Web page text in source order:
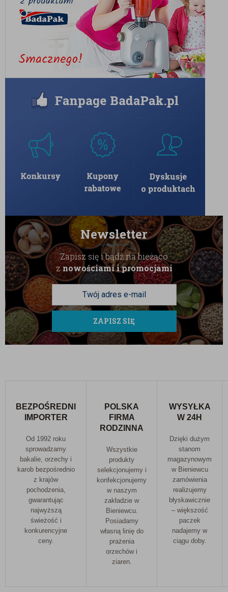
Newsletter
Zapisz się i bądź na bieżąco
znowościami i promocjami
ZAPISZ SIĘ
BEZPOŚREDNI
IMPORTER
Od 1992 roku
sprowadzamy
bakalie, orzechy i
karob bezpośrednio
z krajów
pochodzenia,
gwarantując
najwyższą
świeżość i
konkurencyjne
ceny.
POLSKA
FIRMA
RODZINNA
Wszystkie
produkty
selekcjonujemy i
konfekcjonujemy
w naszym
zakładzie w
Bieniewcu.
Posiadamy
własną linię do
prażenia
orzechów i
ziaren.
WYSYŁKA
W 24H
Dzięki dużym
stanom
magazynowym
w Bieniewcu
zamówienia
realizujemy
błyskawicznie
– większość
paczek
nadajemy w
ciągu doby.